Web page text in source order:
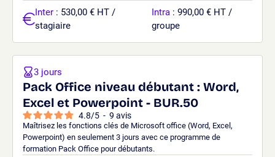
Inter : 530,00 € HT /
stagiaire
Intra : 990,00 € HT /
groupe
Pack Office niveau débutant : Word,
Excel et Powerpoint - BUR.50
4.8/5 - 9 avis
Maîtrisez les fonctions clés de Microsoft office (Word, Excel,
Powerpoint) en seulement 3 jours avec ce programme de
formation Pack Office pour débutants.
3 jours